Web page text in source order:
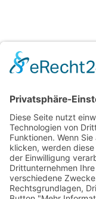
Gerhard W.
Hauptstrasse
63897